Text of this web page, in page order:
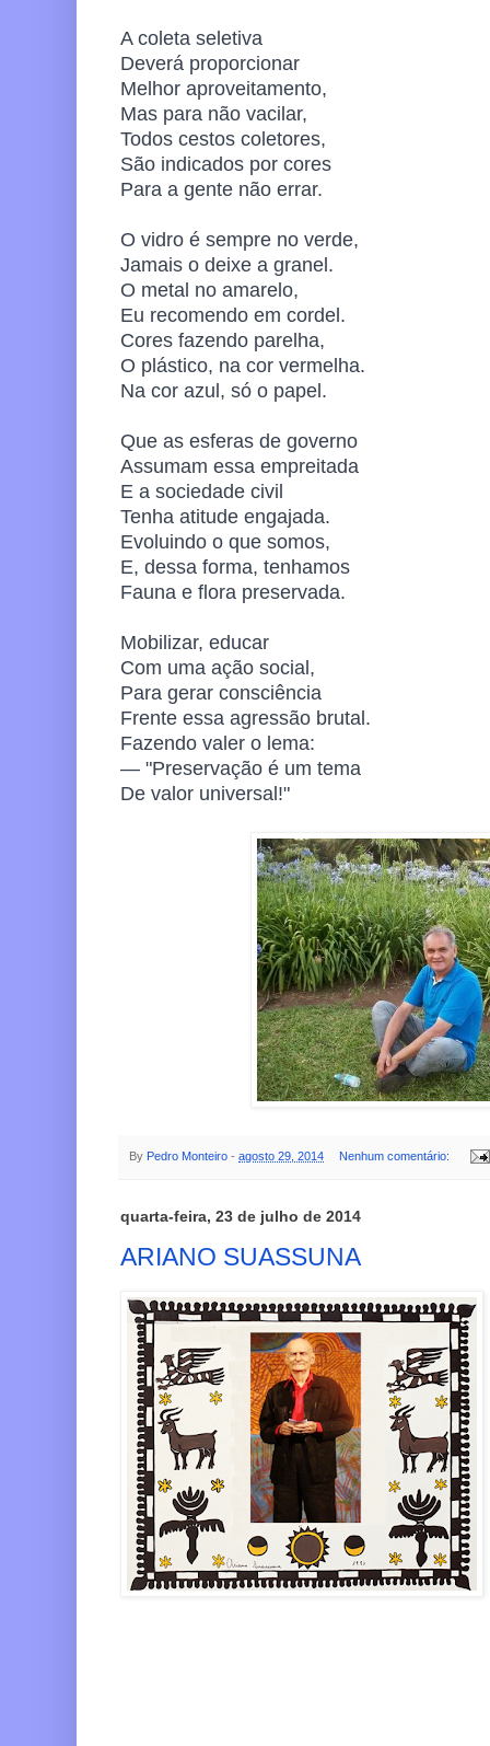
A coleta seletiva
Deverá proporcionar
Melhor aproveitamento,
Mas para não vacilar,
Todos cestos coletores,
São indicados por cores
Para a gente não errar.
O vidro é sempre no verde,
Jamais o deixe a granel.
O metal no amarelo,
Eu recomendo em cordel.
Cores fazendo parelha,
O plástico, na cor vermelha.
Na cor azul, só o papel.
Que as esferas de governo
Assumam essa empreitada
E a sociedade civil
Tenha atitude engajada.
Evoluindo o que somos,
E, dessa forma, tenhamos
Fauna e flora preservada.
Mobilizar, educar
Com uma ação social,
Para gerar consciência
Frente essa agressão brutal.
Fazendo valer o lema:
— "Preservação é um tema
De valor universal!"
By Pedro Monteiro - agosto 29, 2014 Nenhum comentário:
quarta-feira, 23 de julho de 2014
ARIANO SUASSUNA